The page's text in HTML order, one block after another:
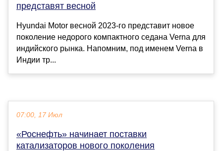
представят весной
Hyundai Motor весной 2023-го представит новое
поколение недорого компактного седана Verna для
индийского рынка. Напомним, под именем Verna в
Индии тр...
07:00, 17 Июл
«Роснефть» начинает поставки
катализаторов нового поколения